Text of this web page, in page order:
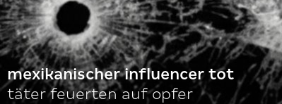
mexikanischer influencer tot
täter feuerten auf opfer